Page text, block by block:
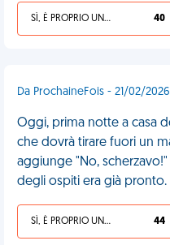
SÌ, È PROPRIO UNA VDM! 40
Da ProchaineFois - 21/02/2026
Oggi, prima notte a casa
che dovrà tirare fuori un
aggiunge "No,
degli ospiti era già pronto.
SÌ, È PROPRIO UNA VDM! 44